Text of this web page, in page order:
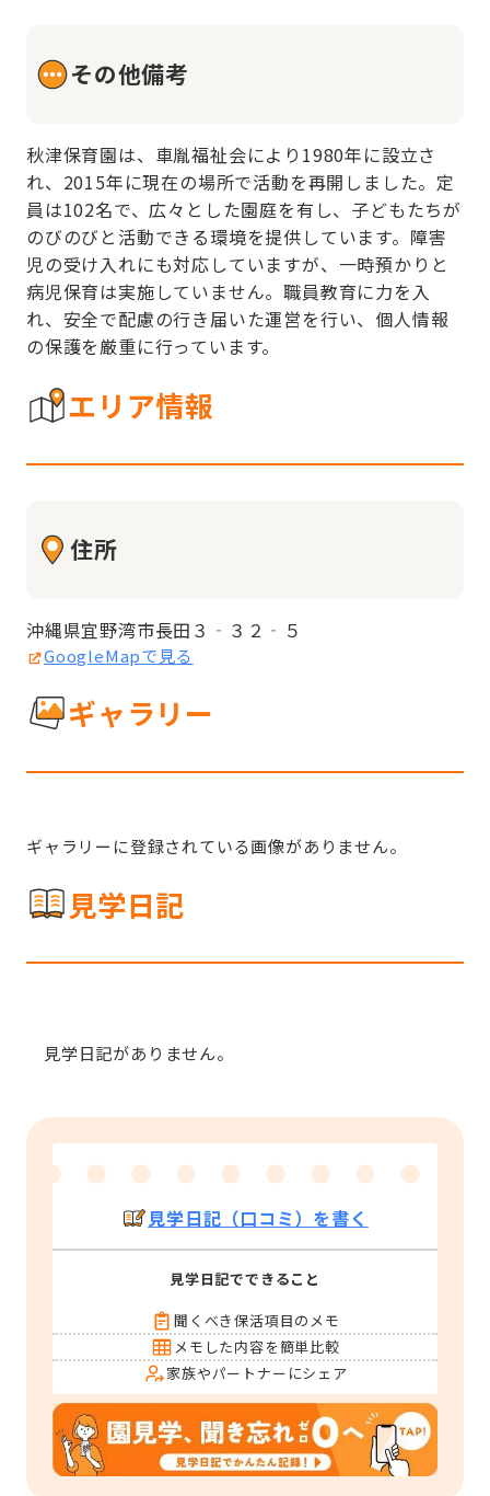
その他備考
秋津保育園は、車胤福祉会により1980年に設立さ
れ、2015年に現在の場所で活動を再開しました。定
員は102名で、広々とした園庭を有し、子どもたちが
のびのびと活動できる環境を提供しています。障害
児の受け入れにも対応していますが、一時預かりと
病児保育は実施していません。職員教育に力を入
れ、安全で配慮の行き届いた運営を行い、個人情報
の保護を厳重に行っています。
エリア情報
住所
沖縄県宜野湾市長田３‐３２‐５
GoogleMapで見る
ギャラリー
ギャラリーに登録されている画像がありません。
見学日記
見学日記がありません。
見学日記（口コミ）を書く
見学日記でできること
聞くべき保活項目のメモ
メモした内容を簡単比較
家族やパートナーにシェア